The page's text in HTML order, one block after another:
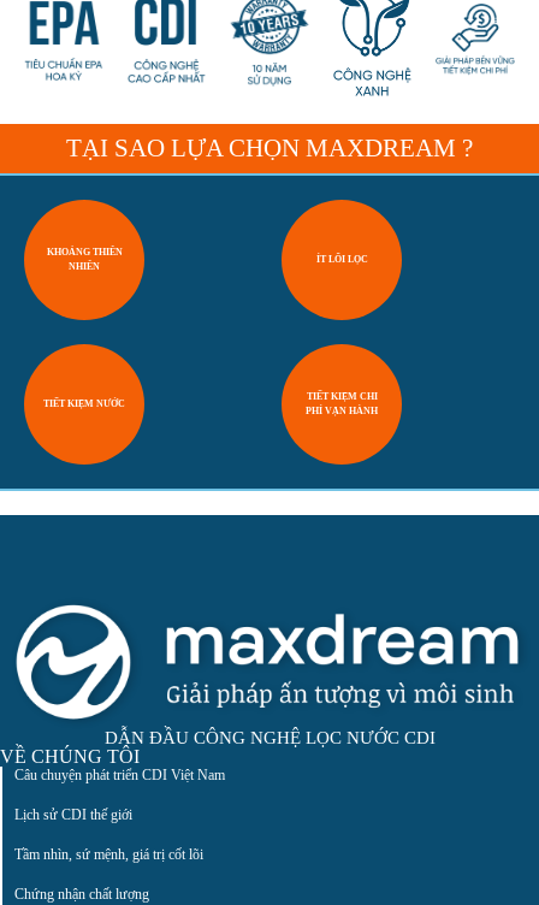
TẠI SAO LỰA CHỌN MAXDREAM ?
KHOÁNG THIÊN
NHIÊN
ÍT LÕI LỌC
TIẾT KIỆM NƯỚC
TIẾT KIỆM CHI
PHÍ VẬN HÀNH
DẪN ĐẦU CÔNG NGHỆ LỌC NƯỚC CDI
VỀ CHÚNG TÔI
Câu chuyện phát triển CDI Việt Nam
Lịch sử CDI thế giới
Tầm nhìn, sứ mệnh, giá trị cốt lõi
Chứng nhận chất lượng